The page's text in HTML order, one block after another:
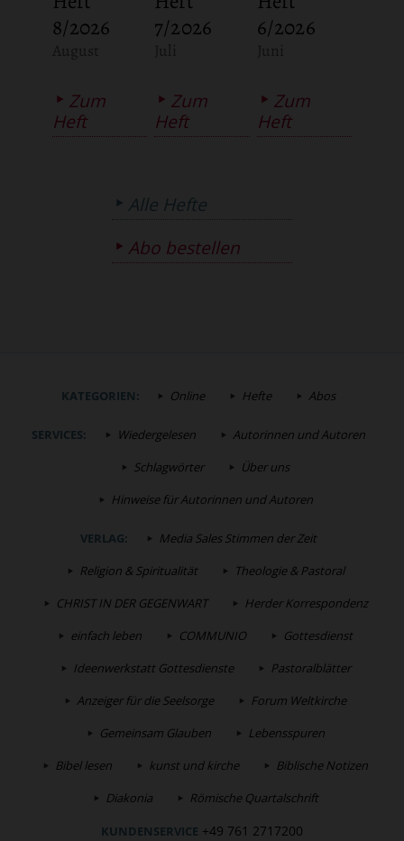
8/2026
Zum
Heft
7/2026
Zum
Heft
6/2026
Zum
Heft
Alle Hefte
Abo bestellen
KATEGORIEN: Online Hefte Abos
SERVICES: Wiedergelesen
Autorinnen und Autoren
Schlagwörter
Über uns
Hinweise für Autorinnen und Autoren
VERLAG:
Media Sales Stimmen der Zeit
Religion & Spiritualität
Theologie & Pastoral
CHRIST IN DER GEGENWART
Herder Korrespondenz
einfach leben
COMMUNIO
Gottesdienst
Ideenwerkstatt Gottesdienste
Pastoralblätter
Anzeiger für die Seelsorge
Forum Weltkirche
Gemeinsam Glauben
Lebensspuren
Bibel lesen
kunst und kirche
Biblische Notizen
Diakonia
Römische Quartalschrift
KUNDENSERVICE +49 761 2717200